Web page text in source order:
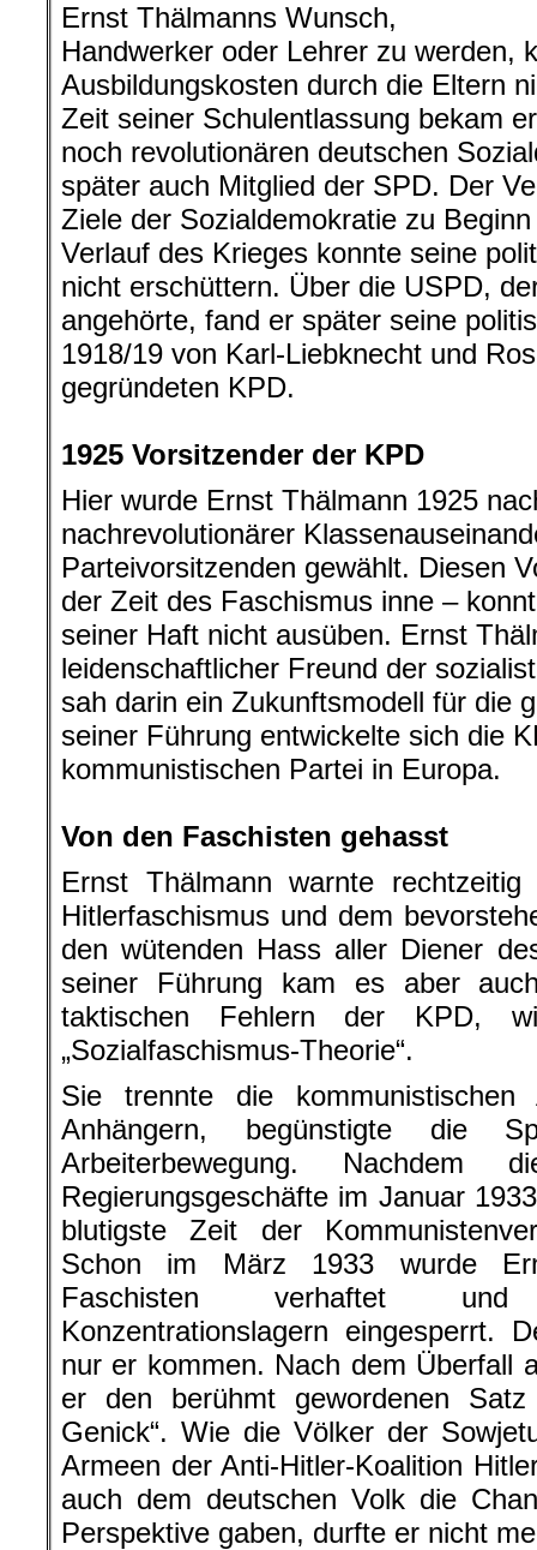
Ernst Thälmanns Wunsch,
Handwerker oder Lehrer zu werden,
Ausbildungskosten durch die Eltern
Zeit seiner Schulentlassung bekam
noch revolutionären deutschen
später auch Mitglied der SPD. Der
Ziele der Sozialdemokratie zu
Verlauf des Krieges konnte seine
nicht erschüttern. Über die USPD,
angehörte, fand er später seine
1918/19 von Karl-Liebknecht und
gegründeten KPD.
1925 Vorsitzender der KPD
Hier wurde Ernst Thälmann 1925
nachrevolutionärer
Parteivorsitzenden gewählt. Diesen
der Zeit des Faschismus inne –
seiner Haft nicht ausüben. Ernst
leidenschaftlicher Freund der
sah darin ein Zukunftsmodell für die
seiner Führung entwickelte sich die
kommunistischen Partei in Europa.
Von den Faschisten gehasst
Ernst Thälmann warnte
Hitlerfaschismus und dem
den wütenden Hass aller Diener
seiner Führung kam es aber
taktischen Fehlern der KPD,
„Sozialfaschismus-Theorie“.
Sie trennte die
Anhängern, begünstigte die
Arbeiterbewegung. Nachdem
Regierungsgeschäfte im Januar
blutigste Zeit der
Schon im März 1933 wurde
Faschisten verhaftet
Konzentrationslagern eingesperrt.
nur er kommen. Nach dem Überfall
er den berühmt gewordenen
Genick“. Wie die Völker der
Armeen der Anti-Hitler-Koalition
auch dem deutschen Volk die
Perspektive gaben, durfte er nicht